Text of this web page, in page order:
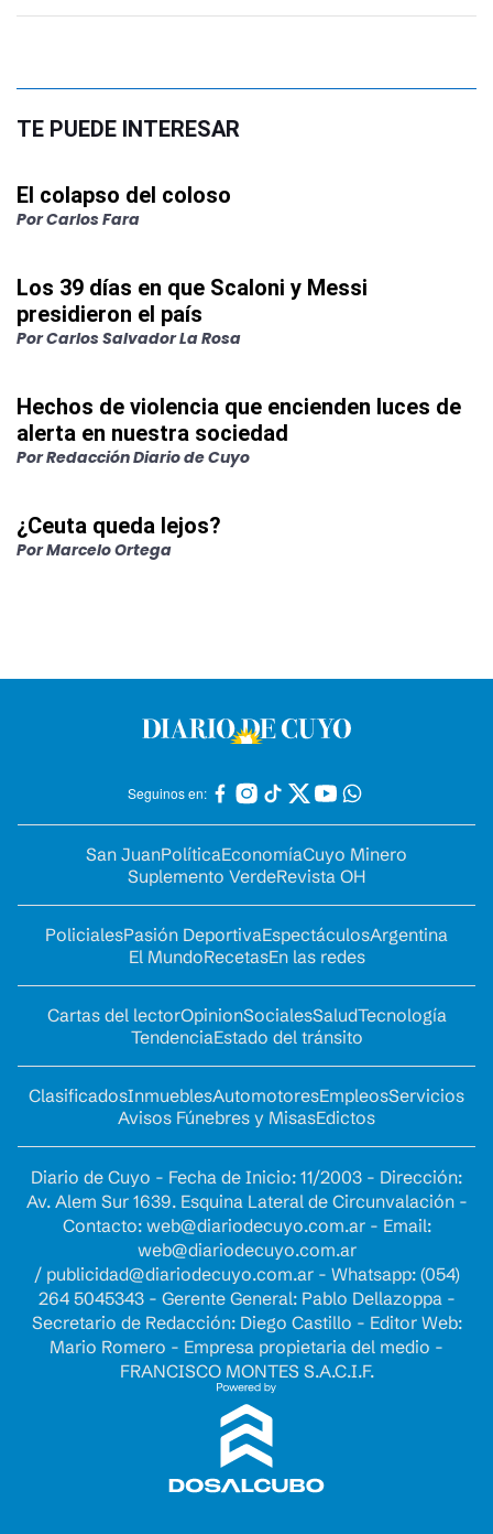
TE PUEDE INTERESAR
El colapso del coloso
PorCarlos Fara
Los 39 días en que Scaloni y Messi
presidieron el país
PorCarlos Salvador La Rosa
Hechos de violencia que encienden luces de
alerta en nuestra sociedad
PorRedacción Diario de Cuyo
¿Ceuta queda lejos?
PorMarcelo Ortega
Seguinos en:
San JuanPolíticaEconomíaCuyo Minero
Suplemento VerdeRevista OH
PolicialesPasión DeportivaEspectáculosArgentina
El MundoRecetasEn las redes
Cartas del lectorOpinionSocialesSaludTecnología
TendenciaEstado del tránsito
ClasificadosInmueblesAutomotoresEmpleosServicios
Avisos Fúnebres y MisasEdictos
Diario de Cuyo - Fecha de Inicio: 11/2003 - Dirección:
Av. Alem Sur 1639. Esquina Lateral de Circunvalación -
Contacto: web@diariodecuyo.com.ar- Email:
web@diariodecuyo.com.ar
/ publicidad@diariodecuyo.com.ar- Whatsapp: (054)
264 5045343 - Gerente General: Pablo Dellazoppa -
Secretario de Redacción: Diego Castillo - Editor Web:
Mario Romero - Empresa propietaria del medio -
FRANCISCO MONTES S.A.C.I.F.